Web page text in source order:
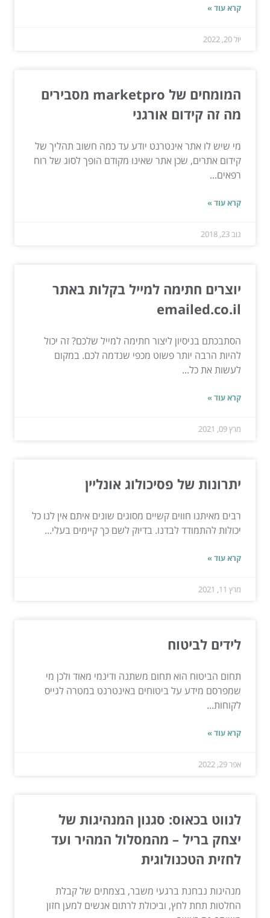
קרא עוד »
יול 20, 2022
המומחים של marketpro מסבירים
מה זה קידום אורגני
מי שיש לו אתר אינטרנט יודע עד כמה חשוב תהליך של
קידום אתרים, שכן אתר שאינו מקודם הופך לסוג של רוח
רפאים...
קרא עוד »
נוב 23, 2018
יוצרים חתימה למייל בקלות באתר
emailed.co.il
הסתבכתם בניסיון ליצור חתימה למייל שלכם? זה יכול
להיות הרבה יותר פשוט מכפי שנדמה לכם. במקום
לעשות את כל...
קרא עוד »
מרץ 09, 2021
יתרונות של פסיכולוג אונליין
רבים מאיתנו חווים קשיים מסוגים שונים איתם אין לנו כל
יכולות להתמודד לבדנו. בדיוק לשם כך קיימים בעלי...
קרא עוד »
מרץ 11, 2021
לידים לביטוח
תחום הביטוח הוא תחום משתנה ודינמי מאוד ולכן מי
שמפרסם מידע על ביטוחים באינטרנט במטרה לגייס
לקוחות...
קרא עוד »
אפר 29, 2022
לנווט בכאוס: סגנון המנהיגות של
יצחק בריל – מהמסלול המהיר ועד
לחזית הטכנולוגית
מנהיגות נבחנת ברגעי משבר, בצמתים של קבלת
החלטות תחת לחץ, וביכולת לרתום אנשים למען חזון